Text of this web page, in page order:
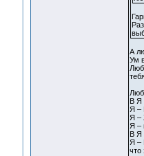
А
Ум
В Я
Я –
Я –
Я –
В Я
Я –
что